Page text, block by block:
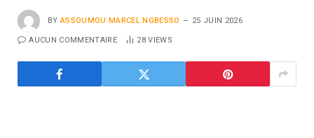
BY ASSOUMOU MARCEL NGBESSO 25 JUIN 2026
AUCUN COMMENTAIRE 28VIEWS